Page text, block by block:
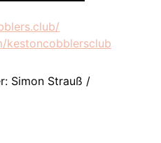
kestoncobblersclub
Simon Strauß /